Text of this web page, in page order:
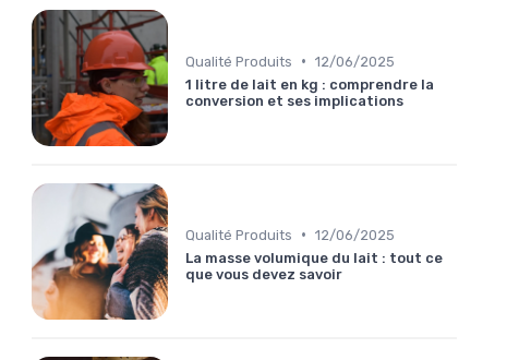
Qualité Produits • 12/06/2025
1 litre de lait en kg : comprendre la
conversion et ses implications
Qualité Produits • 12/06/2025
La masse volumique du lait : tout ce
que vous devez savoir